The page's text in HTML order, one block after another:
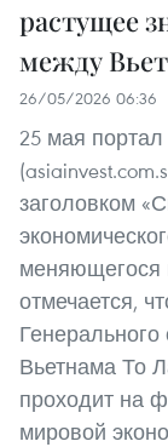
растущее
между
26/05/2026 06:36
25 мая портал
заголовком
меняющегося
отмечается,
Вьетнама То
проходит на
мировой